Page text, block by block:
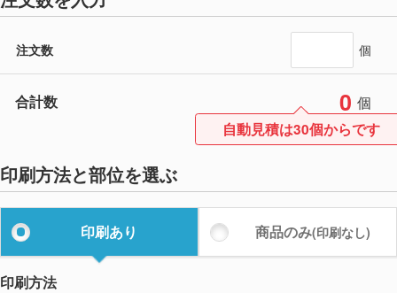
注文数 個
合計数 0 個
自動見積は30個からです
印刷方法と部位を選ぶ
印刷あり 商品のみ(印刷なし)
印刷方法